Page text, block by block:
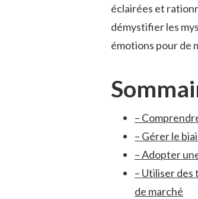
éclairées‍ et
démystifier les
émotions pour de
–
– Gérer ⁤le
– Adopter
– Utiliser ⁤des
de marché